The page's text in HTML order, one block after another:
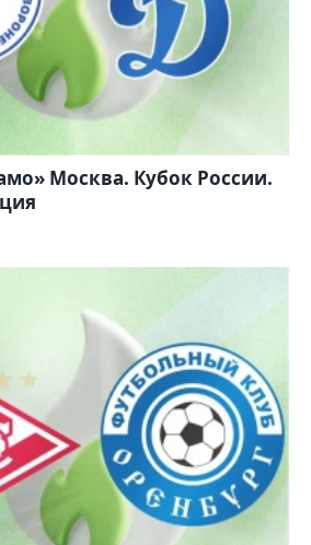
Москва. Кубок России.